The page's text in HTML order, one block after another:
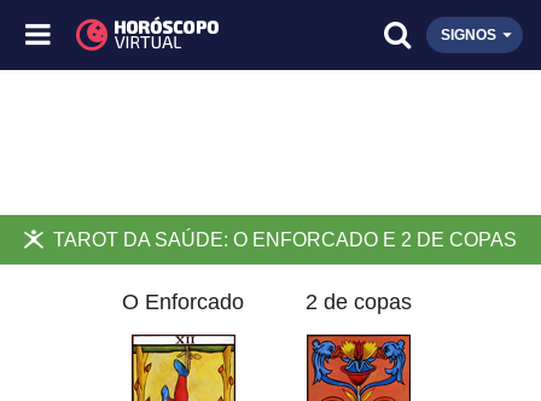
SIGNOS
TAROT DA SAÚDE: O ENFORCADO E 2 DE COPAS
O Enforcado 2 de copas